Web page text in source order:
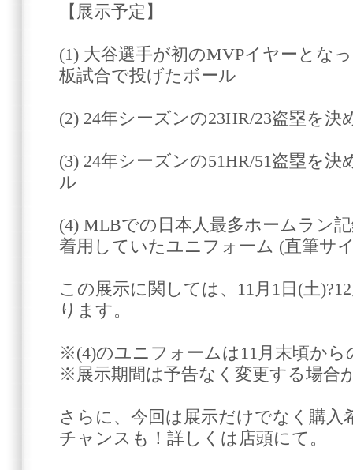
【展示予定】
(1) 大谷選手が初のMVPイヤーとな
板試合で投げたボール
(2) 24年シーズンの23HR/23盗塁を決
(3) 24年シーズンの51HR/51盗塁を
ル
(4) MLBでの日本人最多ホームラン
着用していたユニフォーム (直筆サ
この展示に関しては、11月1日(土
ります。
※(4)のユニフォームは11月末頃から
※展示期間は予告なく変更する場合
さらに、今回は展示だけでなく購入
チャンスも！詳しくは店頭にて。